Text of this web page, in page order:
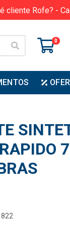
cliente Rofe? -
0